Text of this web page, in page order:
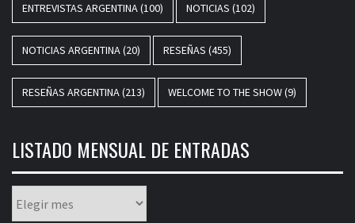
ENTREVISTAS ARGENTINA(100) NOTICIAS (102)
NOTICIAS ARGENTINA(20) RESEÑAS (455)
RESEÑAS ARGENTINA(213) WELCOME TO THE SHOW(9)
LISTADO MENSUAL DE ENTRADAS
mensual